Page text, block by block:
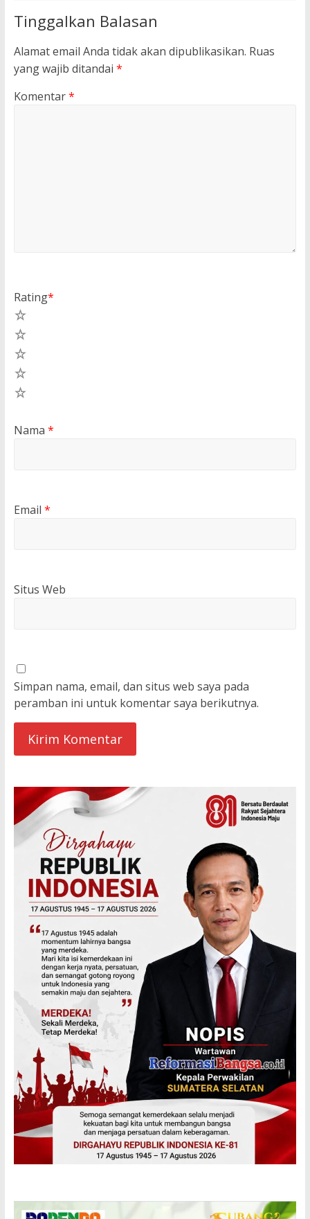
Tinggalkan Balasan
Alamat email Anda tidak akan dipublikasikan. Ruas
yang wajib ditandai *
Komentar*
Rating*
Nama *
Email *
Situs Web
Simpan nama, email, dan situs web saya pada
peramban ini untuk komentar saya berikutnya.